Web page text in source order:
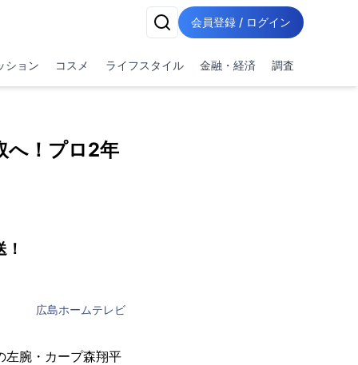
会員登録 / ログイン
ション コスメ ライフスタイル 金融・経済 調査
へ！プロ2年
広島ホームテレビ
左腕・カープ森翔平